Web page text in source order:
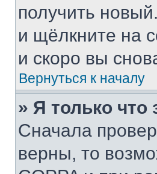
получить
и щёлкните на
и скоро вы
Вернуться к началу
» Я только что
Сначала
верны, то